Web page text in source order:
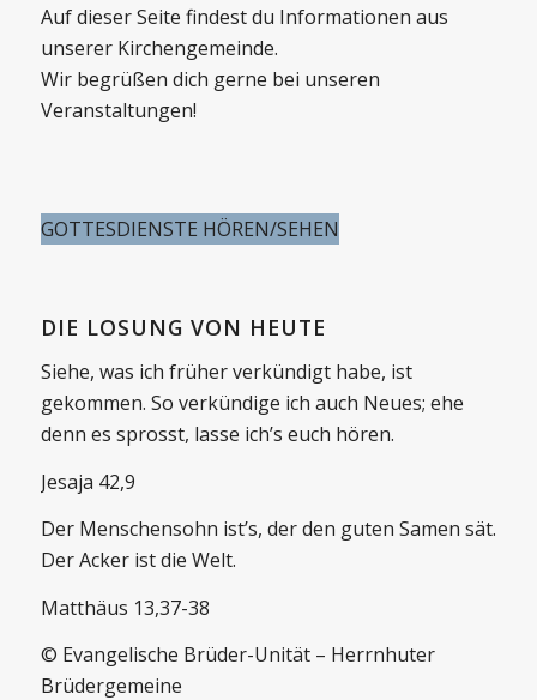
Auf dieser Seite findest du Informationen aus
unserer Kirchengemeinde.
Wir begrüßen dich gerne bei unseren
Veranstaltungen!
GOTTESDIENSTE HÖREN/SEHEN
DIE LOSUNG VON HEUTE
Siehe, was ich früher verkündigt habe, ist
gekommen. So verkündige ich auch Neues; ehe
denn es sprosst, lasse ich’s euch hören.
Jesaja 42,9
Der Menschensohn ist’s, der den guten Samen sät.
Der Acker ist die Welt.
Matthäus 13,37-38
© Evangelische Brüder-Unität – Herrnhuter
Brüdergemeine